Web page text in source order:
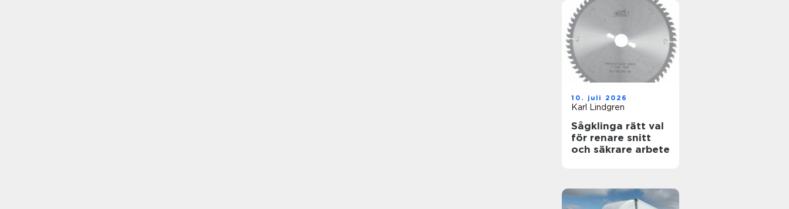
10. juli 2026
Karl Lindgren
Sågklinga rätt val
för renare snitt
och säkrare arbete